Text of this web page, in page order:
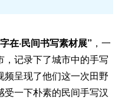
在·民间书写素材展” ，一
记录下了城市中的手写
呈现了他们这一次田野
一下朴素的民间手写汉